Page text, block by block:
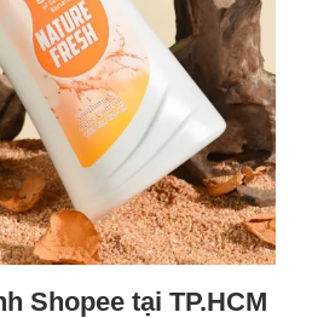
Shopee tại TP.HCM